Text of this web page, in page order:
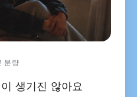
분량
생기진 않아요